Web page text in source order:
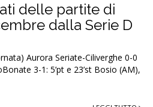
delle partite di
dalla Serie D
Aurora Seriate-Ciliverghe 0-0
3-1: 5’pt e 23’st Bosio (AM),